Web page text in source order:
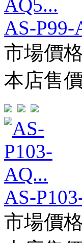
AS-P99-
市場價格
本店售價
AS-
市場價格